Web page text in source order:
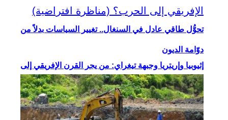
إثيوبيا وإريتريا وجبهة تيغراي: من يجر القرن الإفريقي إلى
الحرب؟ (مناظرة افتراضية)
تحوُّل طاقي عادل في السنغال.. تغيير السياسات بدلاً من
دوّامة الديون